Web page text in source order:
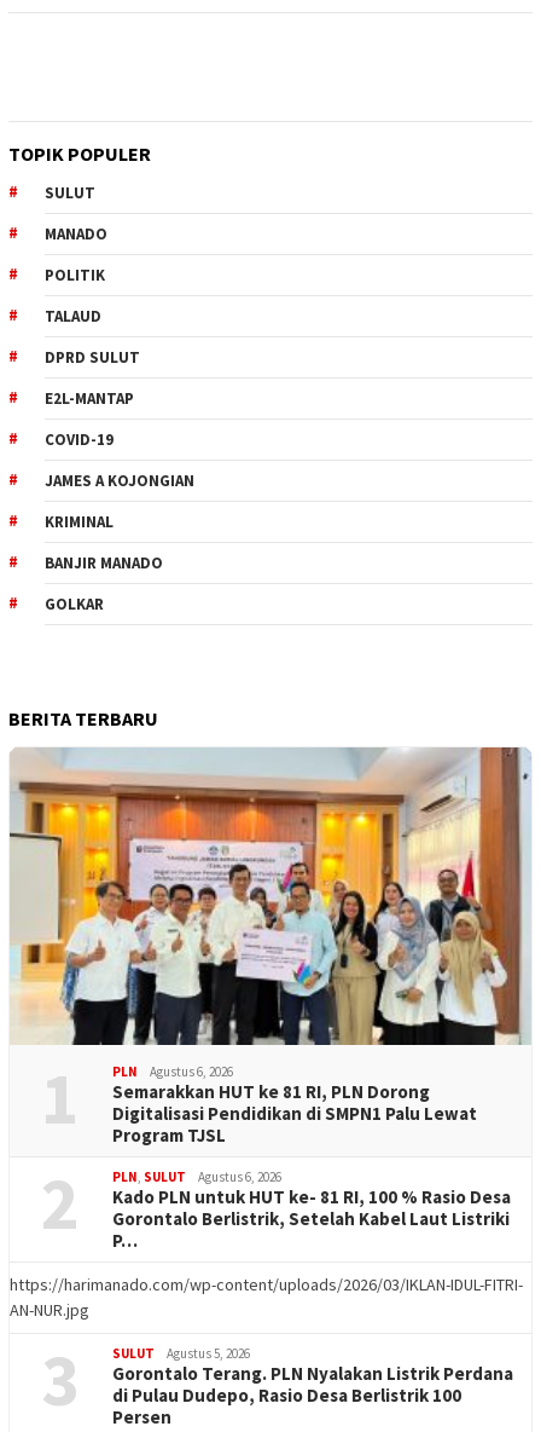
TOPIK POPULER
SULUT
MANADO
POLITIK
TALAUD
DPRD SULUT
E2L-MANTAP
COVID-19
JAMES A KOJONGIAN
KRIMINAL
BANJIR MANADO
GOLKAR
BERITA TERBARU
1 PLN Agustus 6, 2026
Semarakkan HUT ke 81 RI, PLN Dorong
Digitalisasi Pendidikan di SMPN1 Palu Lewat
Program TJSL
2 PLN, SULUT Agustus 6, 2026
Kado PLN untuk HUT ke- 81 RI, 100 % Rasio Desa
Gorontalo Berlistrik, Setelah Kabel Laut Listriki
P…
https://harimanado.com/wp-content/uploads/2026/03/IKLAN-IDUL-FITRI-
AN-NUR.jpg
3 SULUT Agustus 5, 2026
Gorontalo Terang. PLN Nyalakan Listrik Perdana
di Pulau Dudepo, Rasio Desa Berlistrik 100
Persen